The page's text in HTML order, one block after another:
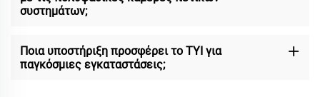
συστημάτων;
Ποια υποστήριξη προσφέρει το TYI για
παγκόσμιες εγκαταστάσεις;